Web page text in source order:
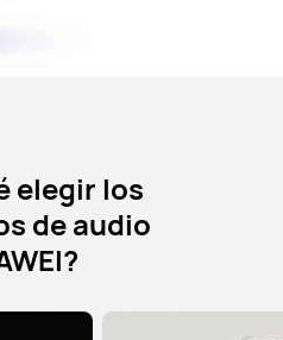
elegir los
de audio